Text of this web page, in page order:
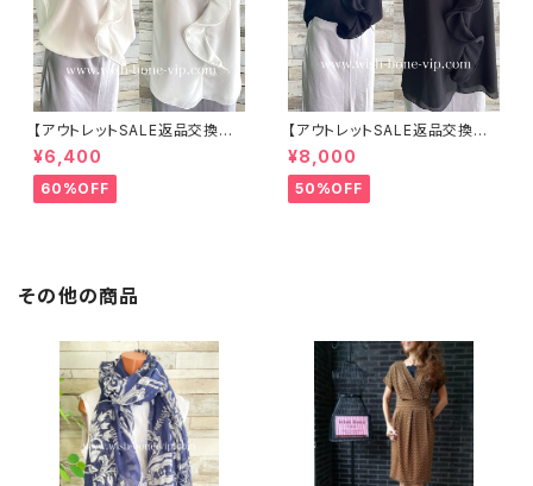
【アウトレットSALE返品交換不
可8/20まで】イタリア製 CASA
DEILUCA ITALY｜前フリル＆B
IGフリルトップス /ホワイト
¥6,400
60%OFF
【アウトレットSALE返品交換不
可8/20まで】イタリア製 CASA
DEILUCA ITALY｜前フリル＆B
IGフリルトップス /ブラック
¥8,000
50%OFF
その他の商品